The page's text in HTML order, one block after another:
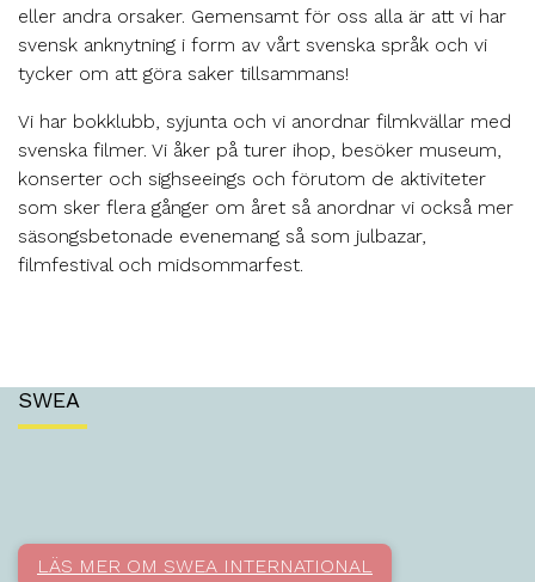
eller andra orsaker. Gemensamt för oss alla är att vi har
svensk anknytning i form av vårt svenska språk och vi
tycker om att göra saker tillsammans!
Vi har bokklubb, syjunta och vi anordnar filmkvällar med
svenska filmer. Vi åker på turer ihop, besöker museum,
konserter och sighseeings och förutom de aktiviteter
som sker flera gånger om året så anordnar vi också mer
säsongsbetonade evenemang så som julbazar,
filmfestival och midsommarfest.
SWEA
LÄS MER OM SWEA INTERNATIONAL